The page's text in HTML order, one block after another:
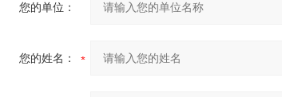
您的单位：
您的姓名：